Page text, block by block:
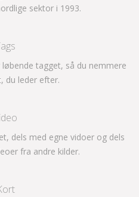
sektor i 1993.
tagget, så du nemmere
du leder efter.
dels med egne vidoer og dels
fra andre kilder.